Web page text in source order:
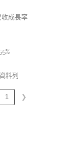
收成長率
料列
1 ❯